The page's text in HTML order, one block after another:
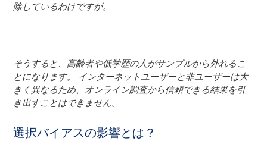
除しているわけですが。
そうすると、高齢者や低学歴の人がサンプルから外れるこ
とになります。 インターネットユーザーと非ユーザーは大
きく異なるため、オンライン調査から信頼できる結果を引
き出すことはできません。
選択バイアスの影響とは？